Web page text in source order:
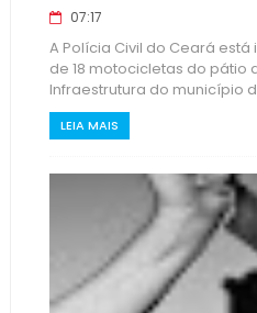
07:17
A Polícia Civil do Ceará
de 18 motocicletas do pátio
Infraestrutura do município
LEIA MAIS